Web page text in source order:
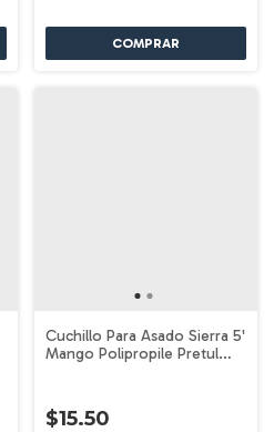
Cuchillo Para Asado Sierra 5'
Mango Polipropile Pretul
$15.50